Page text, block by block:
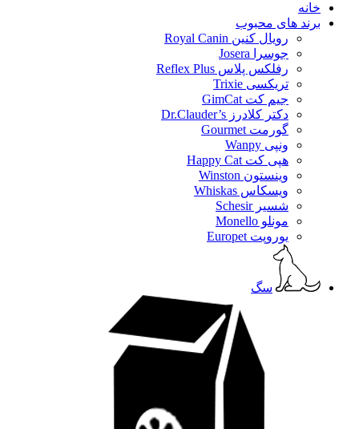
خانه
برند های محبوب
رویال کنین Royal Canin
جوسرا Josera
رفلکس پلاس Reflex Plus
تریکسی Trixie
جیم کت GimCat
دکتر کلادرز Dr.Clauder’s
گورمت Gourmet
ونپی Wanpy
هپی کت Happy Cat
وینستون Winston
ویسکاس Whiskas
شسیر Schesir
مونلو Monello
یوروپت Europet
سگ